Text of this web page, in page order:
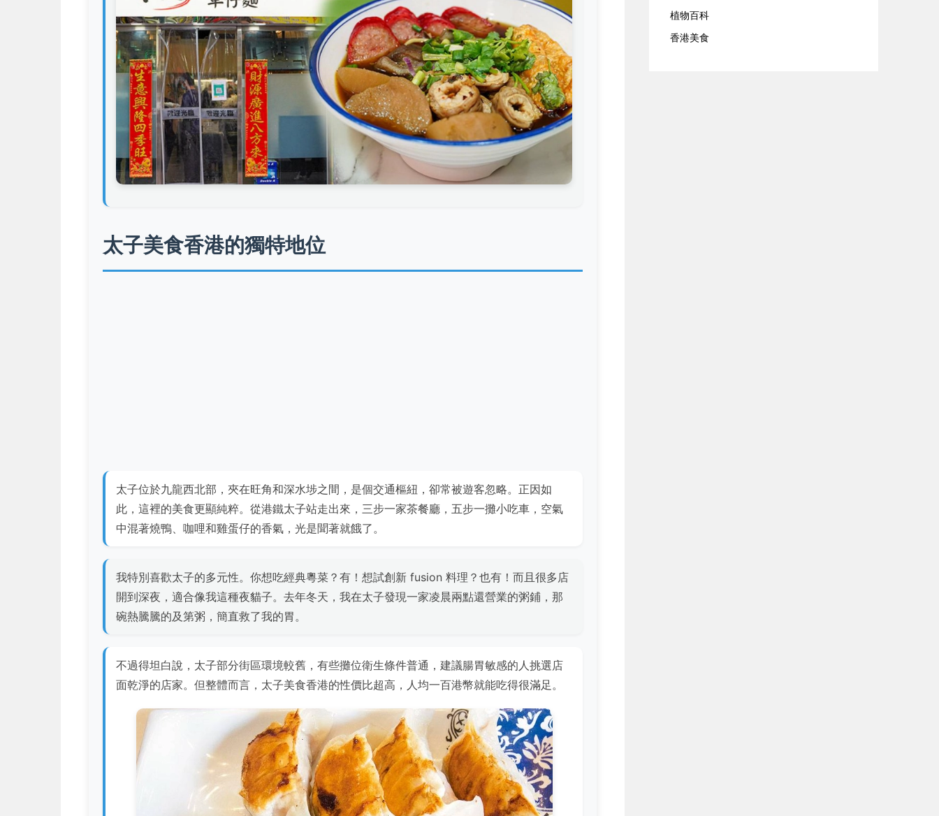
太子美食香港的獨特地位
太子位於九龍西北部，夾在旺角和深水埗之間，是個交通樞紐，卻常被遊客忽略。正因如
此，這裡的美食更顯純粹。從港鐵太子站走出來，三步一家茶餐廳，五步一攤小吃車，空氣
中混著燒鴨、咖哩和雞蛋仔的香氣，光是聞著就餓了。
我特別喜歡太子的多元性。你想吃經典粵菜？有！想試創新 fusion 料理？也有！而且很多店
開到深夜，適合像我這種夜貓子。去年冬天，我在太子發現一家凌晨兩點還營業的粥鋪，那
碗熱騰騰的及第粥，簡直救了我的胃。
不過得坦白說，太子部分街區環境較舊，有些攤位衛生條件普通，建議腸胃敏感的人挑選店
面乾淨的店家。但整體而言，太子美食香港的性價比超高，人均一百港幣就能吃得很滿足。
植物百科
香港美食